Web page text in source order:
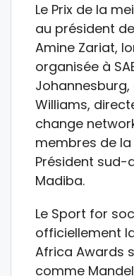
Le Prix de la
au président
Amine Zariat,
organisée à
Johannesburg,
Williams,
change
membres de la
Président sud-
Madiba.
Le Sport for
officiellement
Africa Awards
comme